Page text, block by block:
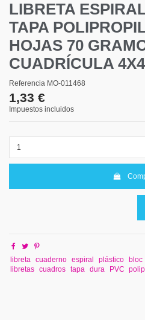
LIBRETA
TAPA
HOJAS 70
CUADRÍCULA 4X4
Referencia MO-011468
1,33 €
Impuestos incluidos
libreta cuaderno espiral plástico bloc
libretas cuadros tapa dura PVC